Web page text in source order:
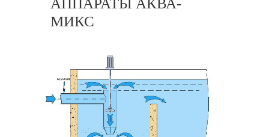
АППАРАТЫ АКВА-
МИКС